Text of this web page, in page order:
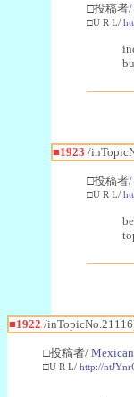
□投稿者/
□U R L/
■1923 /
□投稿者/
□U R L/
■1922 /
□投稿者/ Mexican
□U R L/ http://